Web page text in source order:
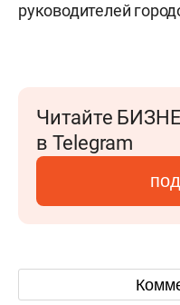
руководителей
Читайте
в Telegram